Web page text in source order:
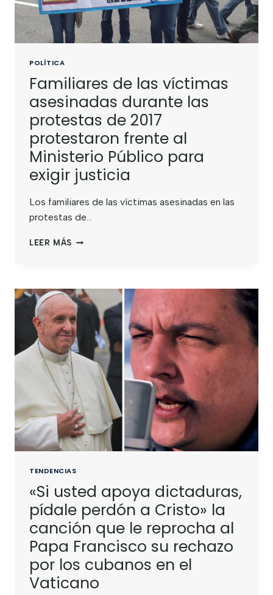
POLÍTICA
Familiares de las víctimas
asesinadas durante las
protestas de 2017
protestaron frente al
Ministerio Público para
exigir justicia
Los familiares de las víctimas asesinadas en las
protestas de…
LEER MÁS
TENDENCIAS
«Si usted apoya dictaduras,
pídale perdón a Cristo» la
canción que le reprocha al
Papa Francisco su rechazo
por los cubanos en el
Vaticano